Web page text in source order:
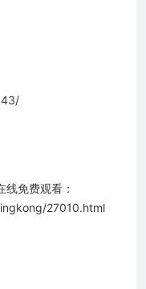
线免费观看：
27010.html